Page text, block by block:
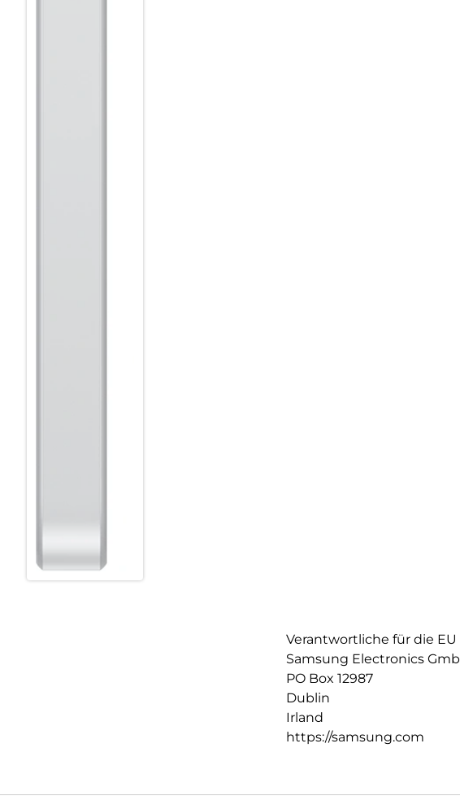
Verantwortliche für die EU
Samsung Electronics
PO Box 12987
Dublin
Irland
https://samsung.com